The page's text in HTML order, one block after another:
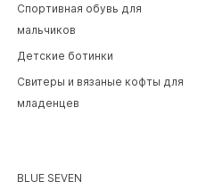
Спортивная обувь для
мальчиков
Детские ботинки
Свитеры и вязаные кофты для
младенцев
BLUE SEVEN